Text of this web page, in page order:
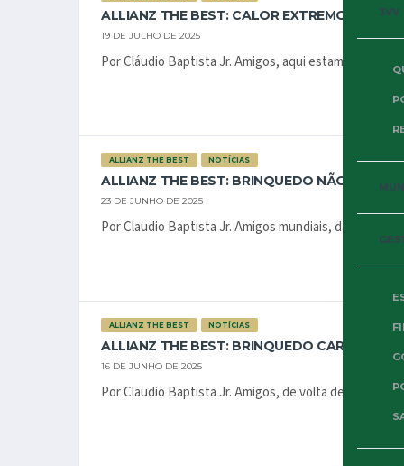
3VV
ALLIANZ THE BEST: CALOR EXTREMO!
19 DE JULHO DE 2025
Por Cláudio Baptista Jr. Amigos, aqui estamos no pós
ALLIANZ THE BEST NOTÍCIAS
ALLIANZ THE BEST: BRINQUEDO NÃO TÃO
23 DE JUNHO DE 2025
Por Claudio Baptista Jr. Amigos mundiais, dando
ALLIANZ THE BEST NOTÍCIAS
ALLIANZ THE BEST: BRINQUEDO CARO
16 DE JUNHO DE 2025
Por Claudio Baptista Jr. Amigos, de volta depois de um